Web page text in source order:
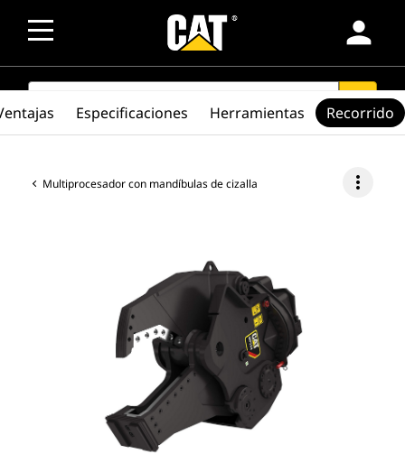
person
SEARCH search
Multiprocesador con mandíbulas de cizalla more_vert
Especificaciones Herramientas Recorrido